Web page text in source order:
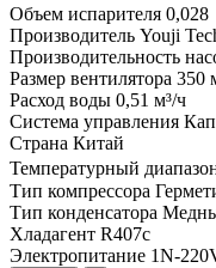
Объем испарителя 0,028
Производитель Youji
Производительность
Размер вентилятора 350
Расход воды 0,51 м³/ч
Система управления
Страна Китай
Температурный
Тип компрессора
Тип конденсатора
Хладагент R407c
Электропитание 1N-